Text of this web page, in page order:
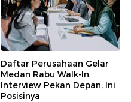
Daftar Perusahaan Gelar
Medan Rabu Walk-In
Interview Pekan Depan, Ini
Posisinya